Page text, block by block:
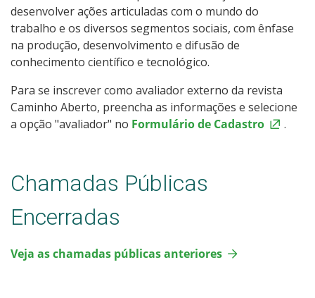
desenvolver ações articuladas com o mundo do
trabalho e os diversos segmentos sociais, com ênfase
na produção, desenvolvimento e difusão de
conhecimento científico e tecnológico.
Para se inscrever como avaliador externo da revista
Caminho Aberto, preencha as informações e selecione
a opção "avaliador" no Formulário de Cadastro .
Chamadas Públicas
Encerradas
Veja as chamadas públicas anteriores